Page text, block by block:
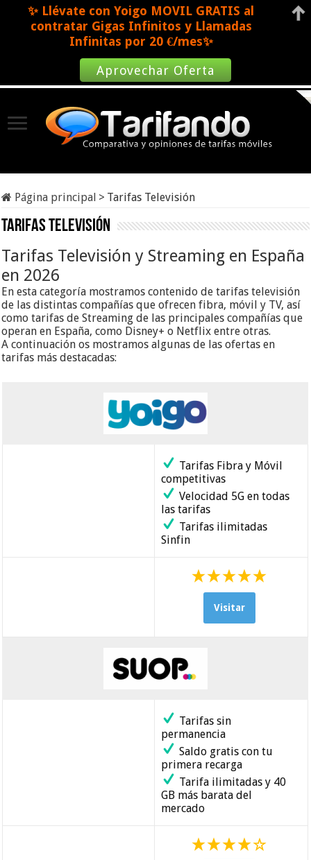
Página principal > Tarifas Televisión
Tarifas Televisión
Tarifas Televisión y Streaming en España
en 2026
En esta categoría mostramos contenido de tarifas televisión
de las distintas compañías que ofrecen fibra, móvil y TV, así
como tarifas de Streaming de las principales compañías que
operan en España, como Disney+ o Netflix entre otras.
A continuación os mostramos algunas de las ofertas en
tarifas más destacadas:
Tarifas Fibra y Móvil
competitivas
Velocidad 5G en todas
las tarifas
Tarifas ilimitadas
Sinfin
Visitar
Tarifas sin
permanencia
Saldo gratis con tu
primera recarga
Tarifa ilimitadas y 40
GB más barata del
mercado
✨ Llévate con Yoigo MOVIL GRATIS al
contratar Gigas Infinitos y Llamadas
Infinitas por 20 €/mes✨
Aprovechar Oferta